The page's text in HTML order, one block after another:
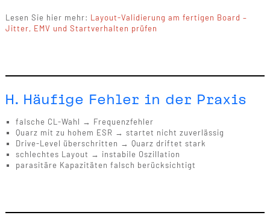
Lesen Sie hier mehr: Layout-Validierung am fertigen Board –
Jitter, EMV und Startverhalten prüfen
H. Häufige Fehler in der Praxis
falsche CL-Wahl → Frequenzfehler
Quarz mit zu hohem ESR → startet nicht zuverlässig
Drive-Level überschritten → Quarz driftet stark
schlechtes Layout → instabile Oszillation
parasitäre Kapazitäten falsch berücksichtigt